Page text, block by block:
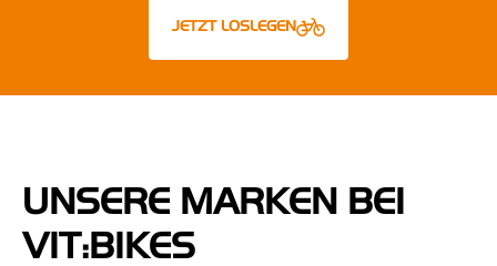
JETZT LOSLEGEN
UNSERE MARKEN BEI
VIT:BIKES